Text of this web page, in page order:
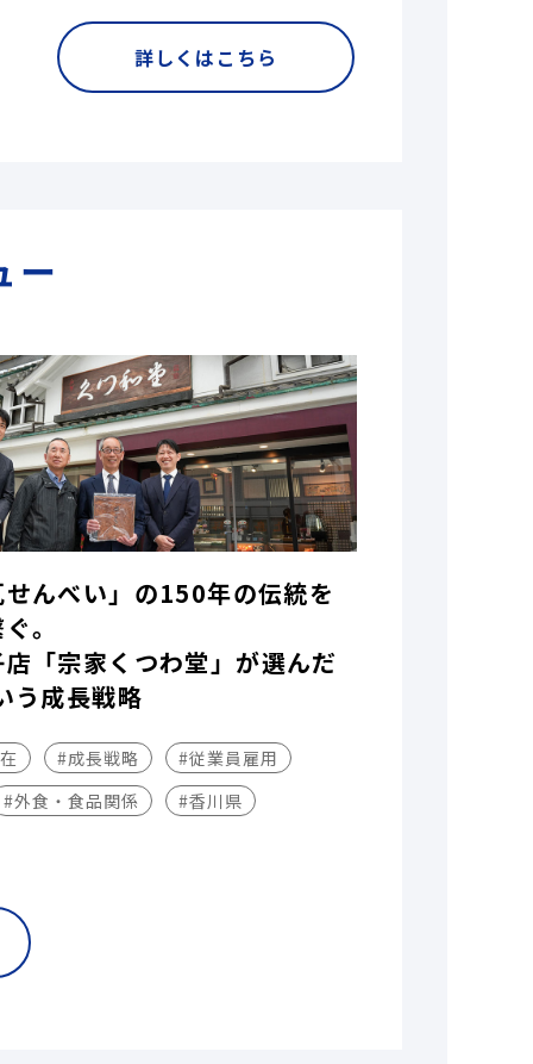
詳しくはこちら
ー
んべい」の150年の伝統を
。
「宗家くつわ堂」が選んだ
う成長戦略
#成長戦略
#従業員雇用
#外食・食品関係
#香川県